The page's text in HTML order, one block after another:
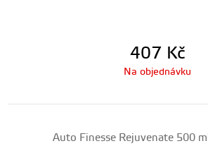
407 Kč
Na objednávku
Auto Finesse Rejuvenate 500